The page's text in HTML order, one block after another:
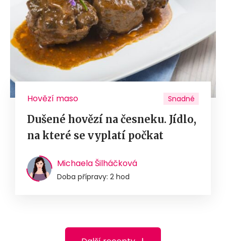
Hovězí maso Snadné
Dušené hovězí na česneku. Jídlo,
na které se vyplatí počkat
Michaela Šilháčková
Doba přípravy: 2 hod